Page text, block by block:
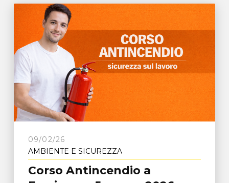
09/02/26
AMBIENTE E SICUREZZA
Corso Antincendio a